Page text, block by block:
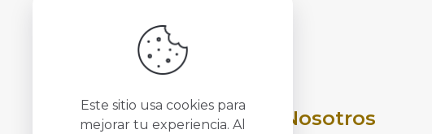
Nosotros
Este sitio usa cookies para
mejorar tu experiencia. Al